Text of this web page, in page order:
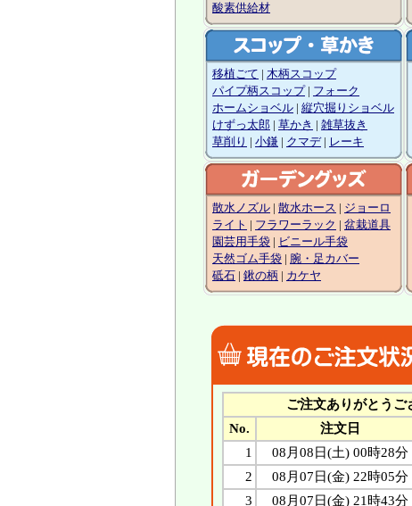
酸素供給材
移植ごて
木柄スコップ
パイプ柄スコップ
フォーク
ホームショベル
縦穴掘りショベル
けずっ太郎
草かき
雑草抜き
草削り
小鎌 クマデ| レーキ
散水ノズル 散水ホース
ジョーロ
ライト
フラワーラック
盆栽道具
園芸用手袋
ビニール手袋
天然ゴム手袋
腕・足カバー
砥石
鍬の柄 カケヤ